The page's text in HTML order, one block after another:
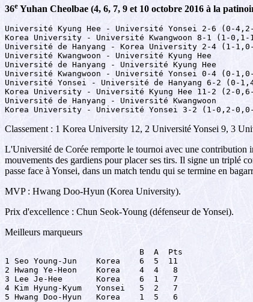
36e Yuhan Cheolbae (4, 6, 7, 9 et 10 octobre 2016 à la
Université Kyung Hee - Université Yonsei 2-6 (0-
Korea University - Université Kwangwoon 8-1 (1-0,1-
Université de Hanyang - Korea University 2-4 (1-
Université Kwangwoon - Université Kyung Hee
Université de Hanyang - Université Kyung Hee
Université Kwangwoon - Université Yonsei 0-4 (0-
Université Yonsei - Université de Hanyang 6-2 (0-
Korea University - Université Kyung Hee 11-2 (2-
Université de Hanyang - Université Kwangwoon
Korea University - Université Yonsei 3-2 (1-0,2-
Classement : 1 Korea University 12, 2 Université Yonsei 9, 3
L'Université de Corée remporte le tournoi avec une contribution
mouvements des gardiens pour placer ses tirs. Il signe un triplé
passe face à Yonsei, dans un match tendu qui se termine en
MVP : Hwang Doo-Hyun (Korea University).
Prix d'excellence : Chun Seok-Young (défenseur de Yonsei).
Meilleurs marqueurs
                            B  A  Pts
1 Seo Young-Jun    Korea    6  5  11
2 Hwang Ye-Heon    Korea    4  4   8
3 Lee Je-Hee       Korea    6  1   7
4 Kim Hyung-Kyum   Yonsei   5  2   7
5 Hwang Doo-Hyun   Korea    1  5   6